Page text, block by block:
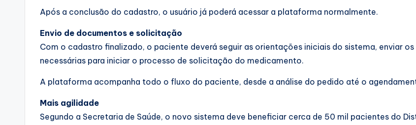
Após a conclusão do cadastro, o usuário já poderá acessar a plataforma normalmente.
Envio de documentos e solicitação
Com o cadastro finalizado, o paciente deverá seguir as orientações iniciais do sistema, enviar
necessárias para iniciar o processo de solicitação do medicamento.
A plataforma acompanha todo o fluxo do paciente, desde a análise do pedido até o
Mais agilidade
Segundo a Secretaria de Saúde, o novo sistema deve beneficiar cerca de 50 mil pacientes do